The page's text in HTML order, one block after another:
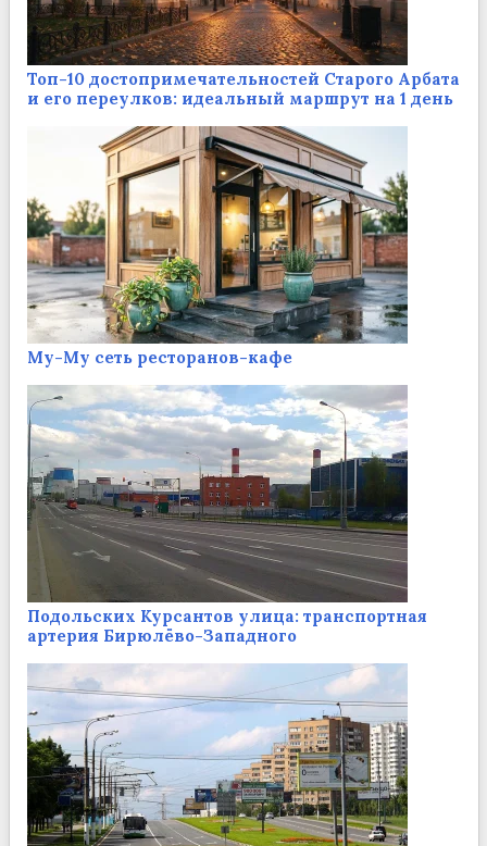
Топ-10 достопримечательностей Старого Арбата
и его переулков: идеальный маршрут на 1 день
Му-Му сеть ресторанов-кафе
Подольских Курсантов улица: транспортная
артерия Бирюлёво-Западного